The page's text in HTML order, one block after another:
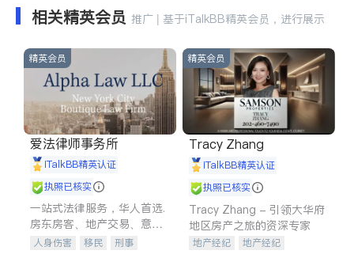
相关精英会员 推广 | 基于iTalkBB精英会员，进行展示
精英会员
爱法律师事务所
iTalkBB精英认证
执照已核实
一站式法律服务，华人首选.
房东房客、地产交易、意外
伤害、车祸重伤、商业诉
人身伤害 移民
刑事
精英会员
Tracy Zhang
iTalkBB精英认证
执照已核实
Tracy Zhang - 引领大华府
地区房产之旅的资深专家
地产经纪
地产经纪